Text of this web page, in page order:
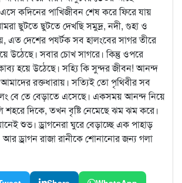
কদিনের পাখিজীবন শেষ করে ফিরে যায়
ছুটতে ছুটতে দেখছি সমুদ্র, নদী, গুহা ও
এত দেশের পযর্টক সব হালংবের সাগর তীরে
উঠেছে। সবার চোখ সাগরে। কিন্তু ওপরে
হয়ে উঠেছে। সহ্যি কি সুন্দর জীবন! আনন্দ
রক্তধারায়। সত্যিই তো পৃথিবীর সব
বে তে বেড়াতে এসেছে। একসময় আনন্দ নিয়ে
শহরে দিকে, তখন বৃষ্টি নেমেছে ঝম ঝম করে।
শুভ। ড্রাগনেরা ঘুরে বেড়াচ্ছে এক পাহাড়
আর ড্রাগন রাজা রানীকে শোনানোর জন্য গলা